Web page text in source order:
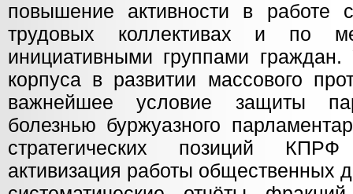
повышение активности в работе
трудовых коллективах и по
инициативными группами граждан.
корпуса в развитии массового
важнейшее условие защиты
болезнью буржуазного
стратегических позиций
активизация работы общественных